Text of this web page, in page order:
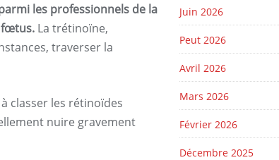
les professionnels de la
fœtus. La trétinoïne,
traverser la
classer les rétinoïdes
nuire gravement
Juin 2026
Peut 2026
Avril 2026
Mars 2026
Février 2026
Décembre 2025